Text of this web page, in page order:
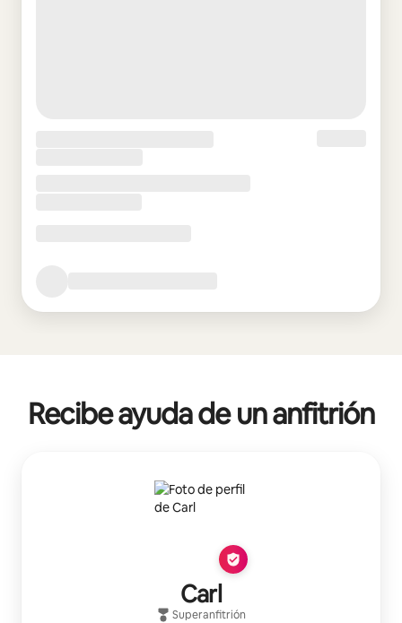
Recibe ayuda de un anfitrión
Carl
Superanfitrión